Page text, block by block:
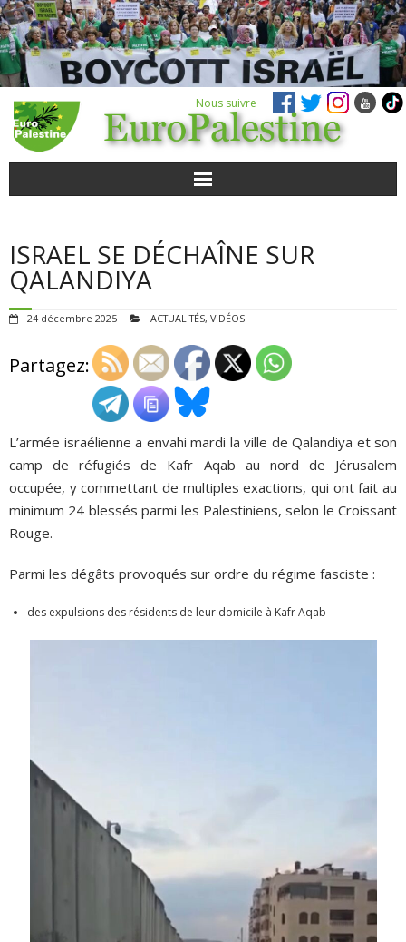
Nous suivre
POUR AGIR
QUI SOMMES-NOUS ?
ADHÉSIONS, DONS, CONTACT
ISRAEL SE DÉCHAÎNE SUR
QALANDIYA
24 décembre 2025 ACTUALITÉS, VIDÉOS
Partagez:
L’armée israélienne a envahi mardi la ville de Qalandiya et son
camp de réfugiés de Kafr Aqab au nord de Jérusalem
occupée, y commettant de multiples exactions, qui ont fait au
minimum 24 blessés parmi les Palestiniens, selon le Croissant
Rouge.
Parmi les dégâts provoqués sur ordre du régime fasciste :
des expulsions des résidents de leur domicile à Kafr Aqab